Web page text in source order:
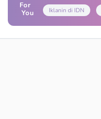
For
You
Iklanin di IDN